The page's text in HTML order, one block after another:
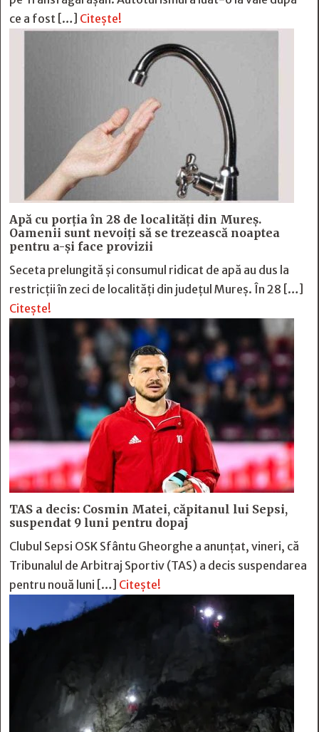
ce a fost […] Citește!
Apă cu porția în 28 de localități din Mureș.
Oamenii sunt nevoiți să se trezească noaptea
pentru a-și face provizii
Seceta prelungită și consumul ridicat de apă au dus la
restricții în zeci de localități din județul Mureș. În 28 […]
Citește!
TAS a decis: Cosmin Matei, căpitanul lui Sepsi,
suspendat 9 luni pentru dopaj
Clubul Sepsi OSK Sfântu Gheorghe a anunțat, vineri, că
Tribunalul de Arbitraj Sportiv (TAS) a decis suspendarea
pentru nouă luni […] Citește!